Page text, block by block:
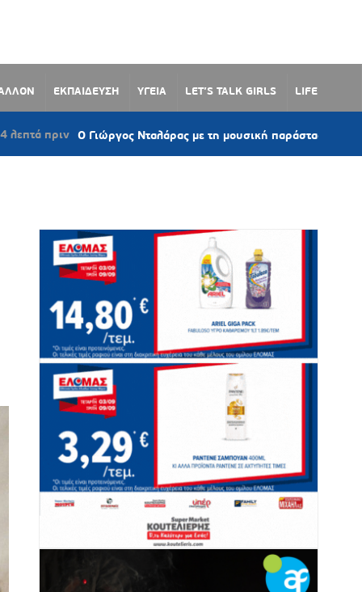
ΕΚΠΑΙΔΕΥΣΗ ΥΓΕΙΑ LET’S TALK GIRLS LIFE
Ο Γιώργος Νταλάρας με τη μουσική παράσταση «Ρεμπέτικο» στο